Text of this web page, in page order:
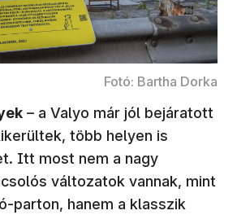
Fotó: Bartha Dorka
– a Valyo már jól bejáratott
több helyen is
Itt most nem a nagy
változatok vannak, mint
parton, hanem a klasszik